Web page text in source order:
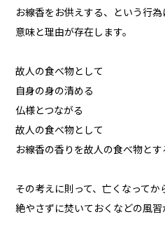
お線香をお供えする、という行
意味と理由が存在します。
故人の食べ物として
自身の身の清める
仏様とつながる
故人の食べ物として
お線香の香りを故人の食べ物とす
その考えに則って、亡くなって
絶やさずに焚いておくなどの風習